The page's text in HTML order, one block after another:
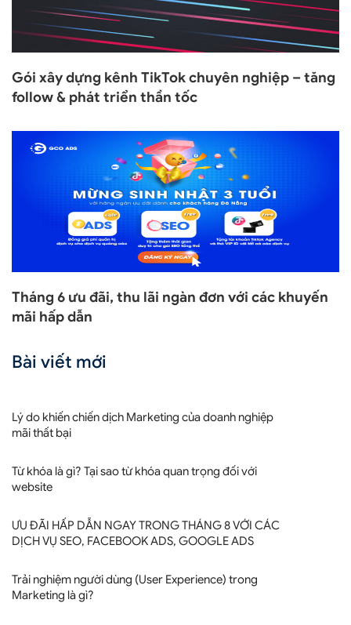
Gói xây dựng kênh TikTok chuyên nghiệp – tăng
follow & phát triển thần tốc
Tháng 6 ưu đãi, thu lãi ngàn đơn với các khuyến
mãi hấp dẫn
Bài viết mới
Lý do khiến chiến dịch Marketing của doanh nghiệp
mãi thất bại
Từ khóa là gì? Tại sao từ khóa quan trọng đối với
website
ƯU ĐÃI HẤP DẪN NGAY TRONG THÁNG 8 VỚI CÁC
DỊCH VỤ SEO, FACEBOOK ADS, GOOGLE ADS
Trải nghiệm người dùng (User Experience) trong
Marketing là gì?